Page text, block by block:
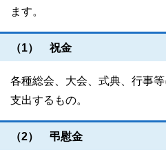
ます。
（1） 祝金
各種総会、大会、式典、行事
支出するもの。
（2） 弔慰金